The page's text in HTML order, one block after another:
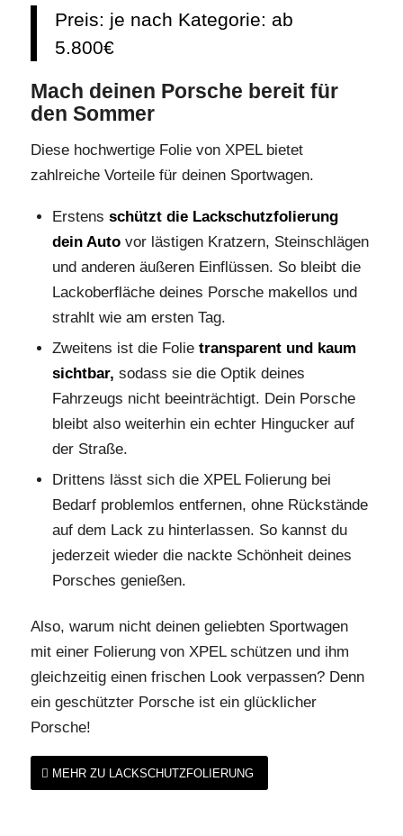
Preis: je nach Kategorie: ab
5.800€
Mach deinen Porsche bereit für
den Sommer
Diese hochwertige Folie von XPEL bietet
zahlreiche Vorteile für deinen Sportwagen.
Erstens schützt die Lackschutzfolierung
dein Autovor lästigen Kratzern, Steinschlägen
und anderen äußeren Einflüssen. So bleibt die
Lackoberfläche deines Porsche makellos und
strahlt wie am ersten Tag.
Zweitens ist die Folie transparent und kaum
sichtbar, sodass sie die Optik deines
Fahrzeugs nicht beeinträchtigt. Dein Porsche
bleibt also weiterhin ein echter Hingucker auf
der Straße.
Drittens lässt sich die XPEL Folierung bei
Bedarf problemlos entfernen, ohne Rückstände
auf dem Lack zu hinterlassen. So kannst du
jederzeit wieder die nackte Schönheit deines
Porsches genießen.
Also, warum nicht deinen geliebten Sportwagen
mit einer Folierung von XPEL schützen und ihm
gleichzeitig einen frischen Look verpassen? Denn
ein geschützter Porsche ist ein glücklicher
Porsche!
MEHR ZU LACKSCHUTZFOLIERUNG